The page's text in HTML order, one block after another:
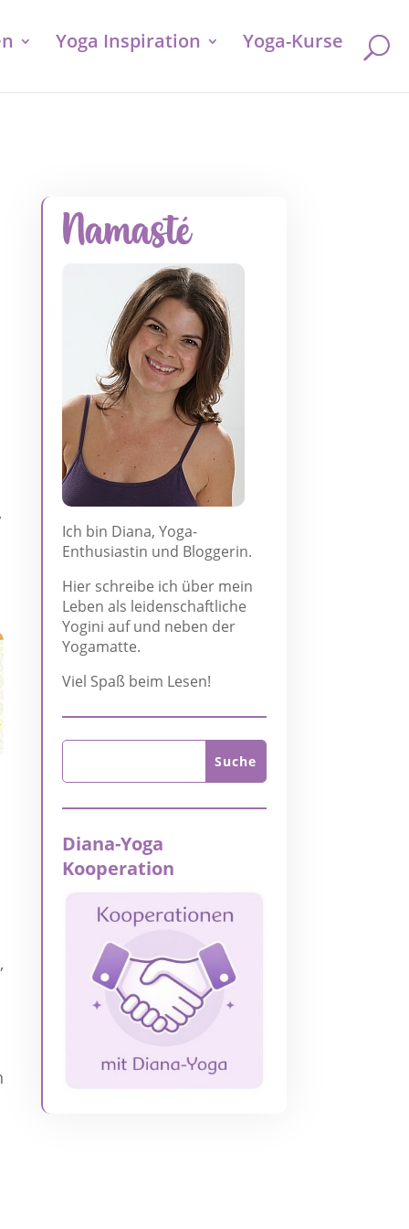
Yoga Inspiration Yoga-Kurse
Namasté
Ich bin Diana, Yoga-
Enthusiastin und Bloggerin.
Hier schreibe ich über mein
Leben als leidenschaftliche
Yogini auf und neben der
Yogamatte.
Viel Spaß beim Lesen!
Diana-Yoga
Kooperation